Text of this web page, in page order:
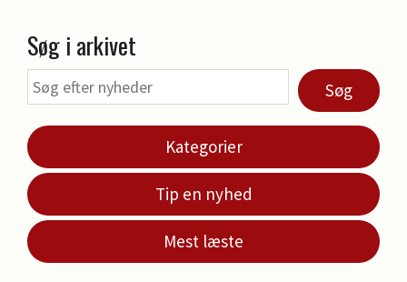
Søg i arkivet
Søg
Kategorier
Tip en nyhed
Mest læste